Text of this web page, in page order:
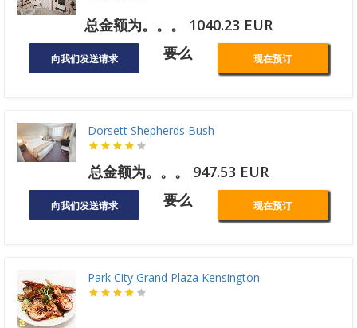
总金额为。。。 1040.23 EUR
向我们发送请求 要么 现在预订
Dorsett Shepherds Bush
总金额为。。。 947.53 EUR
向我们发送请求 要么 现在预订
Park City Grand Plaza Kensington